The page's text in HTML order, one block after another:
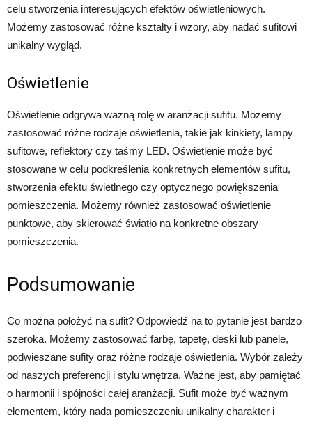
celu stworzenia interesujących efektów oświetleniowych.
Możemy zastosować różne kształty i wzory, aby nadać sufitowi
unikalny wygląd.
Oświetlenie
Oświetlenie odgrywa ważną rolę w aranżacji sufitu. Możemy
zastosować różne rodzaje oświetlenia, takie jak kinkiety, lampy
sufitowe, reflektory czy taśmy LED. Oświetlenie może być
stosowane w celu podkreślenia konkretnych elementów sufitu,
stworzenia efektu świetlnego czy optycznego powiększenia
pomieszczenia. Możemy również zastosować oświetlenie
punktowe, aby skierować światło na konkretne obszary
pomieszczenia.
Podsumowanie
Co można położyć na sufit? Odpowiedź na to pytanie jest bardzo
szeroka. Możemy zastosować farbę, tapetę, deski lub panele,
podwieszane sufity oraz różne rodzaje oświetlenia. Wybór zależy
od naszych preferencji i stylu wnętrza. Ważne jest, aby pamiętać
o harmonii i spójności całej aranżacji. Sufit może być ważnym
elementem, który nada pomieszczeniu unikalny charakter i